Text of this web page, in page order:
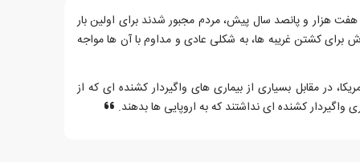
هزار و پانصد سال پیش، مردم مجبور شدند برای اولین بار
برای کشتن غریبه ها، به شکلی عادی و مداوم با آن ها مواجه
در مقابل بسیاری از بیماری های واگیردار کشنده ای که از
کشنده ای نداشتند که به اروپایی ها بدهند.